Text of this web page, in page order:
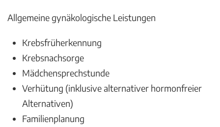
Allgemeine gynäkologische Leistungen
Krebsfrüherkennung
Krebsnachsorge
Mädchensprechstunde
Verhütung (inklusive alternativer hormonfreier
Alternativen)
Familienplanung